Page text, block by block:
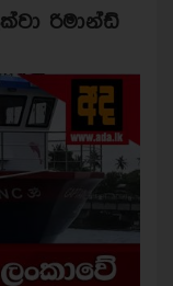
රිමාන්ඩ්